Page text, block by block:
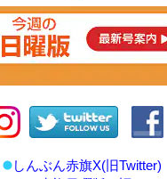
しんぶん赤旗X(旧Twitter)